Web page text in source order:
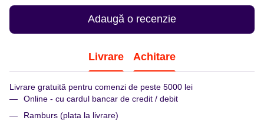
Adaugă o recenzie
Livrare Achitare
Livrare gratuită pentru comenzi de peste 5000 lei
Online - cu cardul bancar de credit / debit
Ramburs (plata la livrare)